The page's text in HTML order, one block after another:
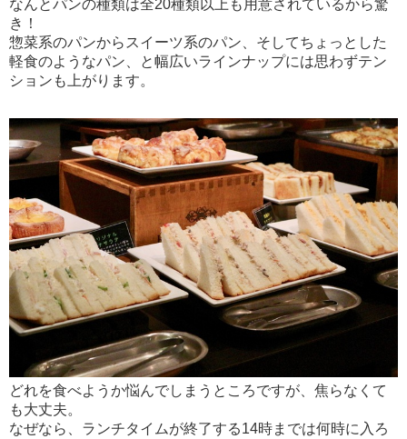
なんとパンの種類は全20種類以上も用意されているから驚
き！
惣菜系のパンからスイーツ系のパン、そしてちょっとした
軽食のようなパン、と幅広いラインナップには思わずテン
ションも上がります。
どれを食べようか悩んでしまうところですが、焦らなくて
も大丈夫。
なぜなら、ランチタイムが終了する14時までは何時に入ろ